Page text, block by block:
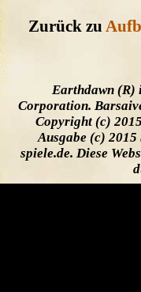
Zurück zu
Earthdawn (R)
Corporation.
Copyright (c)
Ausgabe (c) 2015
spiele.de. Diese